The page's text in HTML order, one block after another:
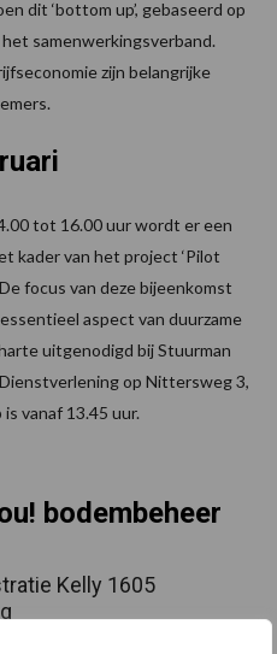
dit ‘bottom up’, gebaseerd op
samenwerkingsverband.
zijn belangrijke
tot 16.00 uur wordt er een
kader van het project ‘Pilot
focus van deze bijeenkomst
aspect van duurzame
uitgenodigd bij Stuurman
op Nittersweg 3,
vanaf 13.45 uur.
bodembeheer
Kelly 1605